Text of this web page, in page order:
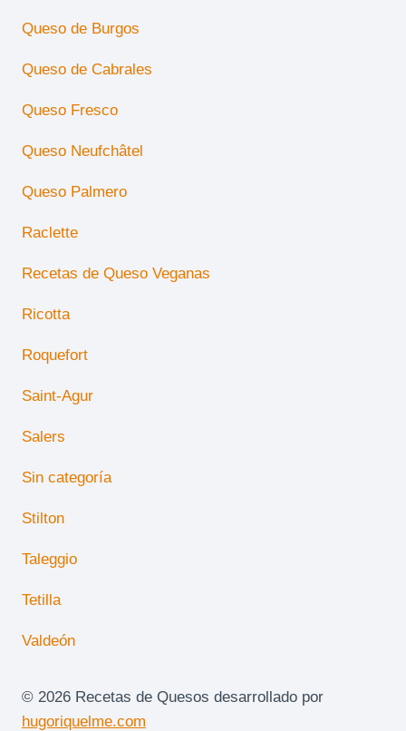
Queso de Burgos
Queso de Cabrales
Queso Fresco
Queso Neufchâtel
Queso Palmero
Raclette
Recetas de Queso Veganas
Ricotta
Roquefort
Saint-Agur
Salers
Sin categoría
Stilton
Taleggio
Tetilla
Valdeón
© 2026 Recetas de Quesos desarrollado por
hugoriquelme.com